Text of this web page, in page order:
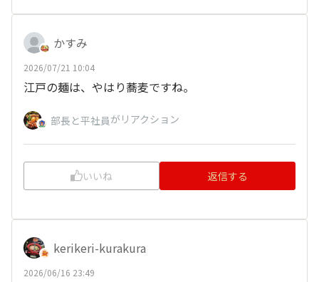
かすみ
2026/07/21 10:04
江戸の麺は、やはり蕎麦ですね。
部長と平社員がリアクション
いいね 返信する
kerikeri-kurakura
2026/06/16 23:49